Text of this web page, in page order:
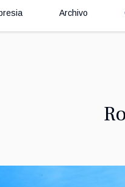
Archivo